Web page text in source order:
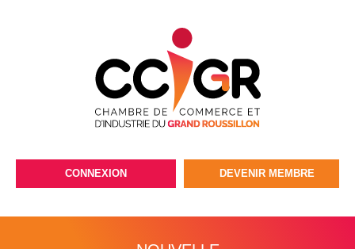
CONNEXION DEVENIR MEMBRE